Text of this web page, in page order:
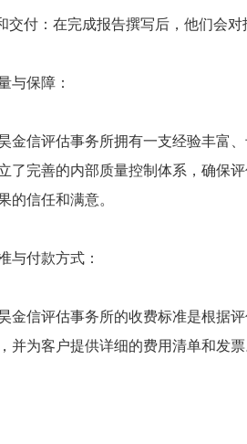
交付：在完成报告撰写后，他们会
与保障：
金信评估事务所拥有一支经验丰富
了完善的内部质量控制体系，确保
的信任和满意。
与付款方式：
金信评估事务所的收费标准是根据
并为客户提供详细的费用清单和发票